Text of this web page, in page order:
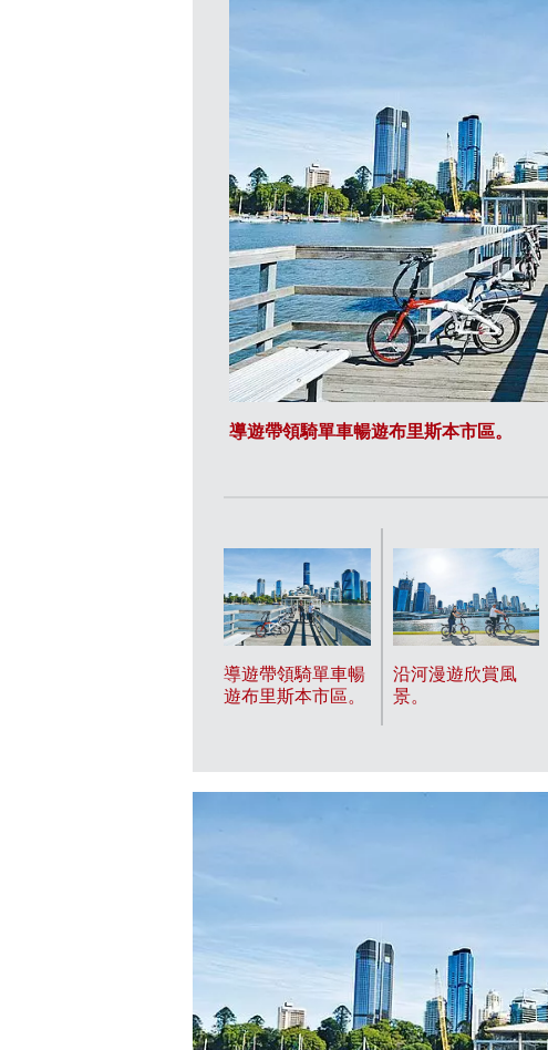
導遊帶領騎單車暢遊布里斯本市區。
導遊帶領騎單車暢
遊布里斯本市區。
沿河漫遊欣賞風
景。